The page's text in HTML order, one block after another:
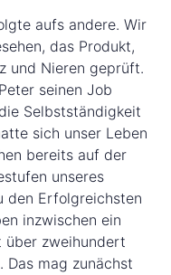
aufs andere. Wir
das Produkt,
und Nieren geprüft.
seinen Job
Selbstständigkeit
sich unser Leben
bereits auf der
unseres
den Erfolgreichsten
inzwischen ein
über zweihundert
mag zunächst